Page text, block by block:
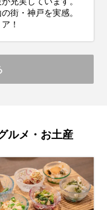
街・神戸を実感。
！
ルメ・お土産